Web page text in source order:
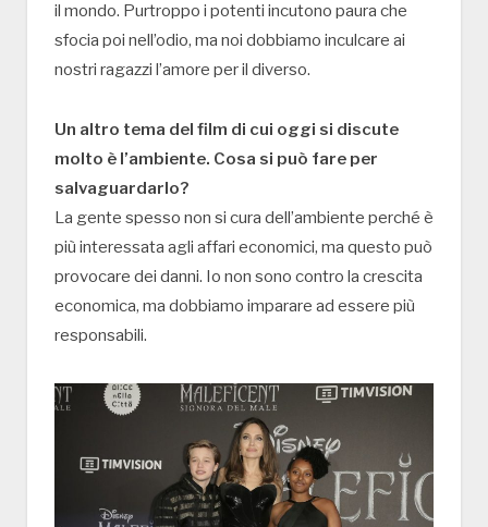
il mondo. Purtroppo i potenti incutono paura che
sfocia poi nell’odio, ma noi dobbiamo inculcare ai
nostri ragazzi l’amore per il diverso.
Un altro tema del film di cui oggi si discute
molto è l’ambiente. Cosa si può fare per
salvaguardarlo?
La gente spesso non si cura dell’ambiente perché è
più interessata agli affari economici, ma questo può
provocare dei danni. Io non sono contro la crescita
economica, ma dobbiamo imparare ad essere più
responsabili.